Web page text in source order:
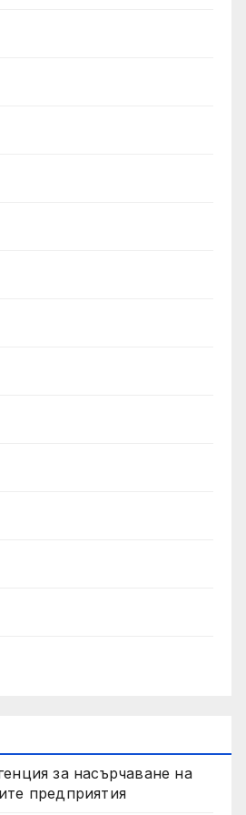
за насърчаване на
предприятия